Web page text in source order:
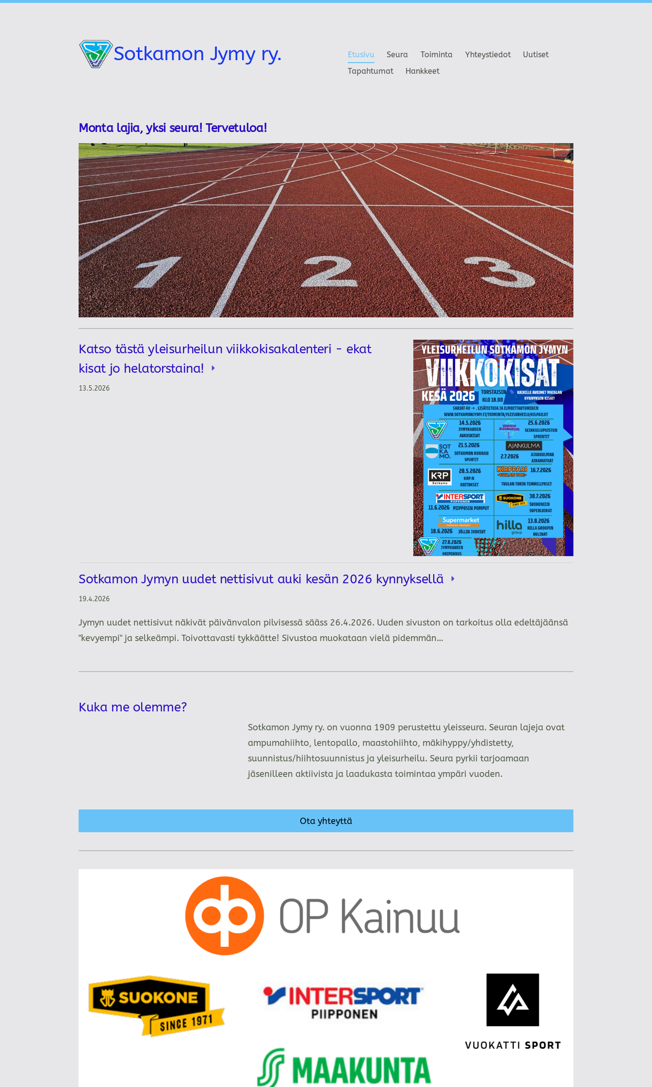
Sotkamon Jymy ry. Etusivu Seura Toiminta Yhteystiedot
Uutiset
Tapahtumat
Hankkeet
Monta lajia, yksi seura! Tervetuloa!
Katso tästä yleisurheilun viikkokisakalenteri - ekat
kisat jo helatorstaina!
13.5.2026
Sotkamon Jymyn uudet nettisivut auki kesän 2026 kynnyksellä
19.4.2026
Jymyn uudet nettisivut näkivät päivänvalon pilvisessä sääss 26.4.2026. Uuden sivuston on tarkoitus olla edeltäjäänsä
"kevyempi" ja selkeämpi. Toivottavasti tykkäätte! Sivustoa muokataan vielä pidemmän…
Kuka me olemme?
Sotkamon Jymy ry. on vuonna 1909 perustettu yleisseura. Seuran lajeja ovat
ampumahiihto, lentopallo, maastohiihto, mäkihyppy/yhdistetty,
suunnistus/hiihtosuunnistus ja yleisurheilu. Seura pyrkii tarjoamaan
jäsenilleen aktiivista ja laadukasta toimintaa ympäri vuoden.
Ota yhteyttä